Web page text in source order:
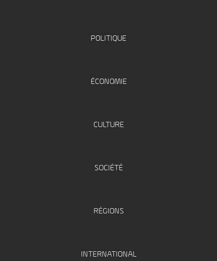
POLITIQUE
ÉCONOMIE
CULTURE
SOCIÉTÉ
RÉGIONS
INTERNATIONAL